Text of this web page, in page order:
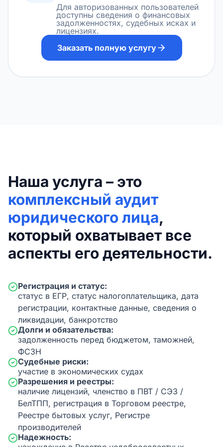
Для авторизованных пользователей
доступны сведения о финансовых
задолженностях, судебных исках и
лицензиях.
Заказать полную услугу
Наша услуга – это
комплексный аудит
юридического лица,
который охватывает все
аспекты его деятельности.
Регистрация и статус:
статус в ЕГР, статус налогоплательщика, дата
регистрации, контактные данные, сведения о
ликвидации, банкротство
Долги и обязательства:
задолженность перед бюджетом, таможней,
ФСЗН
Судебные риски:
участие в экономических судах
Разрешения и реестры:
наличие лицензий, членство в ПВТ / СЭЗ /
БелТПП, регистрация в Торговом реестре,
Реестре бытовых услуг, Регистре
производителей
Надежность: